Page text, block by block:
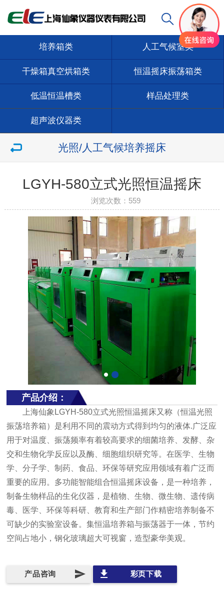
培养箱类 人工气候室类
干燥箱真空烘箱类 恒温摇床振荡箱类
低温恒温槽类 样品处理类
超声波仪器类
光照/人工气候培养摇床
LGYH-580立式光照恒温摇床
浏览次数： 559
产品介绍：
上海仙象LGYH-580立式光照恒温摇床又称（恒温光照
振荡培养箱）是利用不同的震动方式得到均匀的液体.广泛应
用于对温度、振荡频率有着较高要求的细菌培养、发酵、杂
交和生物化学反应以及酶、细胞组织研究等。在医学、生物
学、分子学、制药、食品、环保等研究应用领域有着广泛而
重要的应用。多功能智能组合恒温摇床设备，是一种培养，
制备生物样品的生化仪器，是植物、生物、微生物、遗传病
毒、医学、环保等科研、教育和生产部门作精密培养制备不
可缺少的实验室设备。集恒温培养箱与振荡器于一体，节约
空间占地小，钢化玻璃超大可视窗，造型豪华美观。
send
产品咨询 file_download 彩页下载